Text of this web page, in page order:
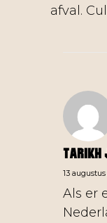
afval.
Tarikh
13 augustus
Als er